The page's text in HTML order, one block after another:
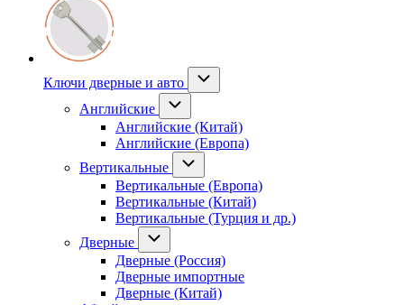
Ключи дверные и авто
Английские
Английские (Китай)
Английские (Европа)
Вертикальные
Вертикальные (Европа)
Вертикальные (Китай)
Вертикальные (Турция и др.)
Дверные
Дверные (Россия)
Дверные импортные
Дверные (Китай)